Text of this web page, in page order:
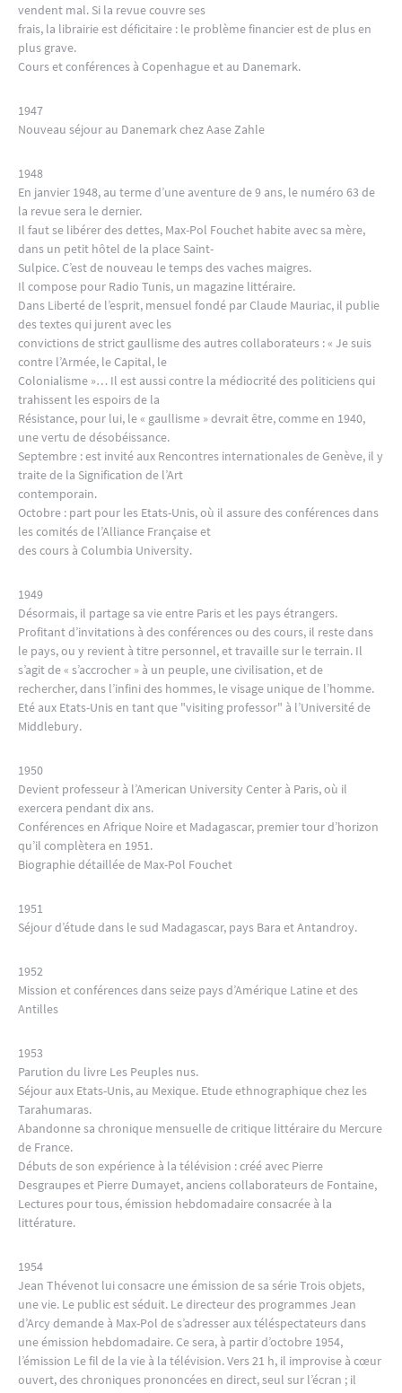
vendent mal. Si la revue couvre ses
frais, la librairie est déficitaire : le problème financier est de plus en
plus grave.
Cours et conférences à Copenhague et au Danemark.
1947
Nouveau séjour au Danemark chez Aase Zahle
1948
En janvier 1948, au terme d’une aventure de 9 ans, le numéro 63 de
la revue sera le dernier.
Il faut se libérer des dettes, Max-Pol Fouchet habite avec sa mère,
dans un petit hôtel de la place Saint-
Sulpice. C’est de nouveau le temps des vaches maigres.
Il compose pour Radio Tunis, un magazine littéraire.
Dans Liberté de l’esprit, mensuel fondé par Claude Mauriac, il publie
des textes qui jurent avec les
convictions de strict gaullisme des autres collaborateurs : « Je suis
contre l’Armée, le Capital, le
Colonialisme »… Il est aussi contre la médiocrité des politiciens qui
trahissent les espoirs de la
Résistance, pour lui, le « gaullisme » devrait être, comme en 1940,
une vertu de désobéissance.
Septembre : est invité aux Rencontres internationales de Genève, il y
traite de la Signification de l’Art
contemporain.
Octobre : part pour les Etats-Unis, où il assure des conférences dans
les comités de l’Alliance Française et
des cours à Columbia University.
1949
Désormais, il partage sa vie entre Paris et les pays étrangers.
Profitant d’invitations à des conférences ou des cours, il reste dans
le pays, ou y revient à titre personnel, et travaille sur le terrain. Il
s’agit de « s’accrocher » à un peuple, une civilisation, et de
rechercher, dans l’infini des hommes, le visage unique de l’homme.
Eté aux Etats-Unis en tant que "visiting professor" à l’Université de
Middlebury.
1950
Devient professeur à l’American University Center à Paris, où il
exercera pendant dix ans.
Conférences en Afrique Noire et Madagascar, premier tour d’horizon
qu’il complètera en 1951.
Biographie détaillée de Max-Pol Fouchet
1951
Séjour d’étude dans le sud Madagascar, pays Bara et Antandroy.
1952
Mission et conférences dans seize pays d’Amérique Latine et des
Antilles
1953
Parution du livre Les Peuples nus.
Séjour aux Etats-Unis, au Mexique. Etude ethnographique chez les
Tarahumaras.
Abandonne sa chronique mensuelle de critique littéraire du Mercure
de France.
Débuts de son expérience à la télévision : créé avec Pierre
Desgraupes et Pierre Dumayet, anciens collaborateurs de Fontaine,
Lectures pour tous, émission hebdomadaire consacrée à la
littérature.
1954
Jean Thévenot lui consacre une émission de sa série Trois objets,
une vie. Le public est séduit. Le directeur des programmes Jean
d’Arcy demande à Max-Pol de s’adresser aux téléspectateurs dans
une émission hebdomadaire. Ce sera, à partir d’octobre 1954,
l’émission Le fil de la vie à la télévision. Vers 21 h, il improvise à cœur
ouvert, des chroniques prononcées en direct, seul sur l’écran ; il